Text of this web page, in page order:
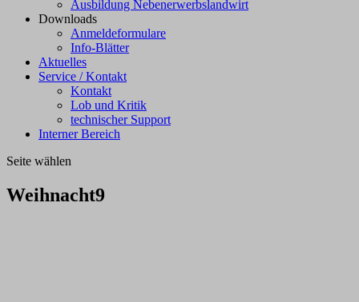
Ausbildung Nebenerwerbslandwirt
Downloads
Anmeldeformulare
Info-Blätter
Aktuelles
Service / Kontakt
Kontakt
Lob und Kritik
technischer Support
Interner Bereich
Seite wählen
Weihnacht9